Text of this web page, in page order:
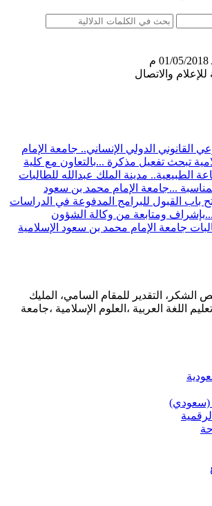
01/05/2018 م
للإعلام والاتصال
القانوني الدولي الإنساني.. جامعة الإمام
تبحث تفعيل مذكرة ...بالتعاون مع كلية
الطبيعية.. مدينة الملك عبدالله للطالبات
...جامعة الإمام محمد بن سعود
باب القبول للبرامج المدفوعة في الدراسات
بإشراف ومتابعة من وكالة الشؤون
جامعة الإمام محمد بن سعود الإسلامية
الشكر، التقدير للمقام السامي، المليك
اللغة العربية ،العلوم الإسلامية ،جامعة
(سعودي)